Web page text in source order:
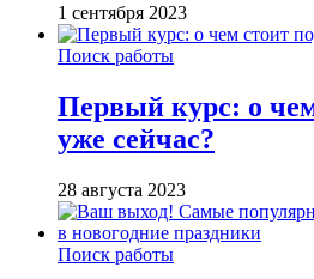
1 сентября 2023
Поиск работы
Первый курс: о
уже сейчас?
28 августа 2023
Поиск работы